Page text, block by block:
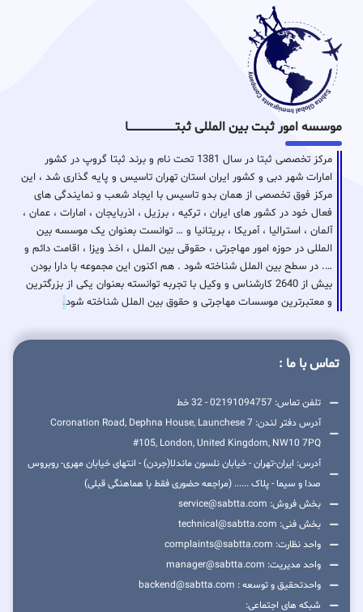
موسسه امور ثبت بین المللی ثبتـــــــــــــــــــــــــــــا
مرکز تخصصی ثبتا در سال 1381 تحت نام و برند ثبتا گروپ در کشور
امارات شهر دبی و کشور ایران استان تهران تاسیس و پایه گذاری شد ، این
مرکز فوق تخصصی از همان بدو تاسیس با ایجاد شعب و نمایندگی های
فعال خود در کشور های ایران ، ترکیه ، برزیل ، اذربایجان ، امارات ، عمان ،
آلمان ، استرالیا ، آمریکا ، بریتانیا و … توانست بعنوان یک موسسه بین
المللی در حوزه امور مهاجرتی ، حقوقی بین الملل ، اخذ ویزا ، اقامت دائم و
…. در سطح بین الملل شناخته شود . هم اکنون این مجموعه با دارا بودن
بیش از 2640 کارشناس و وکیل با تجربه توانسته بعنوان یکی از بزرگترین
و معتبرترین موسسات مهاجرتی و حقوق بین الملل شناخته شود.
تماس با ما :
تلفن تماس: 02191094757 - 32 خط
آدرس دفتر لندن: 7 Coronation Road, Dephna House, Launchese
#105, London, United Kingdom, NW10 7PQ
آدرس: ایران-تهران - خیابان نلسون ماندلا(جردن) - انتهای خیابان مهری- روبروس
صدا و سیما - پلاک ...... (مراجعه حضوری فقط با هماهنگی قبلی)
بخش فروش: service@sabtta.com
بخش فنی: technical@sabtta.com
واحد نظارت: complaints@sabtta.com
واحد مدیریت: manager@sabtta.com
واحدتحقیق و توسعه : backend@sabtta.com
شبکه های اجتماعی: